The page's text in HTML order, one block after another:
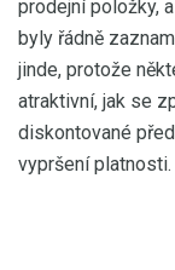
prodejní položky,
byly řádně
jinde, protože
atraktivní, jak se
diskontované
vypršení platnosti.